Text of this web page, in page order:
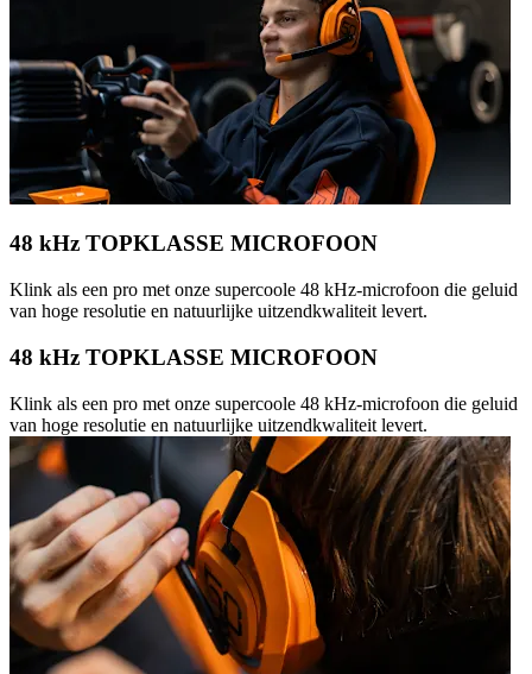
48 kHz TOPKLASSE MICROFOON
Klink als een pro met onze supercoole 48 kHz-microfoon die geluid
van hoge resolutie en natuurlijke uitzendkwaliteit levert.
48 kHz TOPKLASSE MICROFOON
Klink als een pro met onze supercoole 48 kHz-microfoon die geluid
van hoge resolutie en natuurlijke uitzendkwaliteit levert.